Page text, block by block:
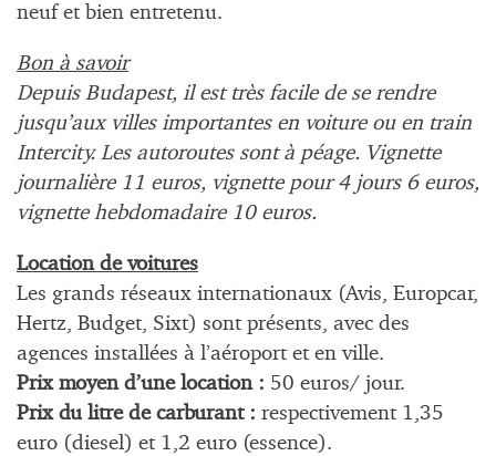
neuf et bien entretenu.
Bon à savoir
Depuis Budapest, il est très facile de se rendre
jusqu’aux villes importantes en voiture ou en train
Intercity. Les autoroutes sont à péage. Vignette
journalière 11 euros, vignette pour 4 jours 6 euros,
vignette hebdomadaire 10 euros.
Location de voitures
Les grands réseaux internationaux (Avis, Europcar,
Hertz, Budget, Sixt) sont présents, avec des
agences installées à l’aéroport et en ville.
Prix moyen d’une location : 50 euros/ jour.
Prix du litre de carburant : respectivement 1,35
euro (diesel) et 1,2 euro (essence).